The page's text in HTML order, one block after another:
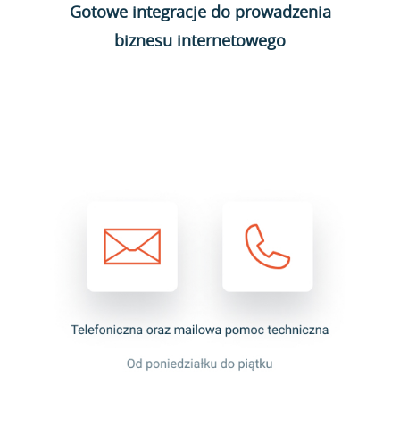
Gotowe integracje do prowadzenia
biznesu internetowego